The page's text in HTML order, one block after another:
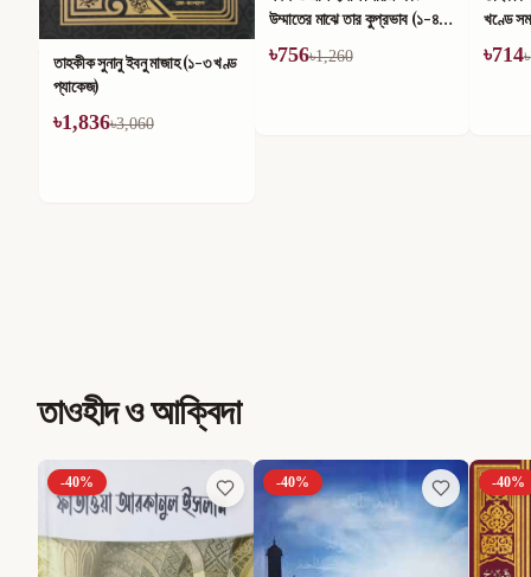
তাহকীক সুনানু ইবনু মাজাহ (১-৩ খণ্ড
প্যাকেজ)
৳1,836৳3,060
উম্মাতের মাঝে তার কুপ্রভাব (১-৪)
খণ্ড
৳756৳1,260
খণ্ডে
৳714৳
তাওহীদ ও আক্বিদা
-40% -40% -40%